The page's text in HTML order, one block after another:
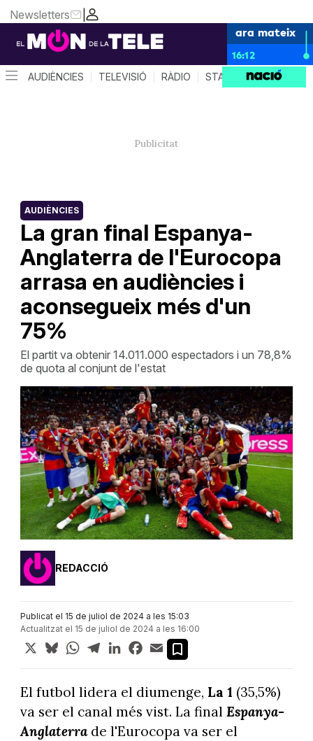
|
Newsletters
ara mateix
16:12
AUDIÈNCIES TELEVISIÓ RÀDIO STAR SYSTEM
La gran final Espanya-
Anglaterra de l'Eurocopa
arrasa en audiències i
aconsegueix més d'un
75%
AUDIÈNCIES
El partit va obtenir 14.011.000 espectadors i un 78,8%
de quota al conjunt de l'estat
REDACCIÓ
Publicat el 15 de juliol de 2024 a les 15:03
Actualitzat el 15 de juliol de 2024 a les 16:00
X BlueskyWhatsApp
TelegramLinkedInFacebook
Email
El futbol lidera el diumenge, La 1 (35,5%)
va ser el canal més vist. La final Espanya-
Anglaterrade l'Eurocopa va ser el